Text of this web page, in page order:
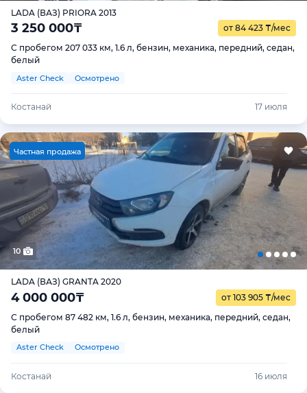
LADA (ВАЗ) PRIORA 2013
3 250 000₸ от 84 423 ₸/мес
С пробегом 207 033 км, 1.6 л, бензин, механика, передний, седан,
белый
Aster Check Осмотрено
Костанай 17 июля
Частная продажа
10
LADA (ВАЗ) GRANTA 2020
4 000 000₸ от 103 905 ₸/мес
С пробегом 87 482 км, 1.6 л, бензин, механика, передний, седан,
белый
Aster Check Осмотрено
Костанай 16 июля